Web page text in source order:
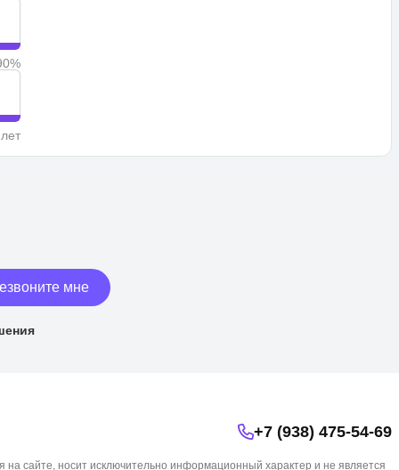
мне
+7 (938) 475-54-69
сайте, носит исключительно информационный характер и не является